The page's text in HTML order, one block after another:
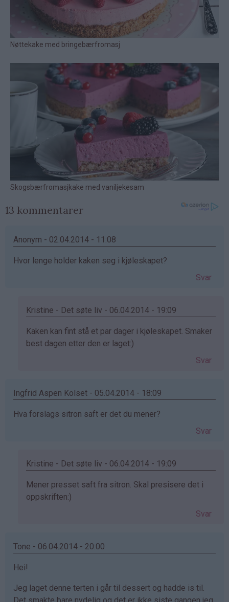
13 kommentarer
Anonym - 02.04.2014 - 11:08
Hvor lenge holder kaken seg i kjøleskapet?
Svar
Kristine - Det søte liv - 06.04.2014 - 19:09
Som
svar
(ikke
Kaken kan fint stå et par dager i kjøleskapet. Smaker
best dagen etter den er laget:)
Svar
Ingfrid Aspen Kolset - 05.04.2014 - 18:09
Hva forslags sitron saft er det du mener?
Svar
Kristine - Det søte liv - 06.04.2014 - 19:09
Som
svar
Aspen
(ikke
bekreftet)
Mener presset saft fra sitron. Skal presisere det i
oppskriften:)
Svar
Tone - 06.04.2014 - 20:00
Hei!
Jeg laget denne terten i går til dessert og hadde is til.